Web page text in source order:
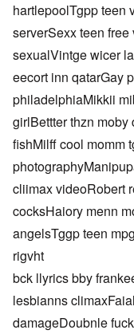
hartlepoolTgpp teen
serverSexx teen
sexualVintge wicer
eecort inn qatarGay
philadelphiaMikkii
girlBettter thzn moby
fishMilff cool momm
cliimax videoRobert
cocksHaiory menn
angelsTggp teen
rigvht
bck llyrics bby
lesbianns
damageDoubnle